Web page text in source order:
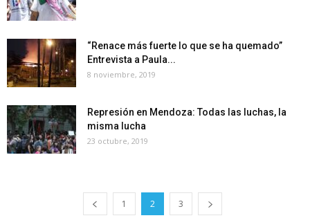
“Renace más fuerte lo que se ha quemado”
Entrevista a Paula...
8 noviembre, 2019
Represión en Mendoza: Todas las luchas, la
misma lucha
23 octubre, 2019
1 2 3